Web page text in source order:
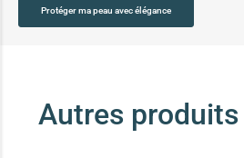
Protéger ma peau avec élégance
Autres